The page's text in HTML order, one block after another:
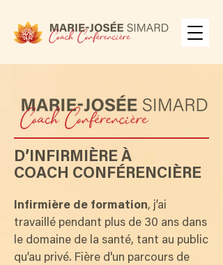
D’INFIRMIÈRE À
COACH CONFÉRENCIÈRE
Infirmière de formation, j’ai
travaillé pendant plus de 30 ans dans
le domaine de la santé, tant au public
qu’au privé. Fière d'un parcours de